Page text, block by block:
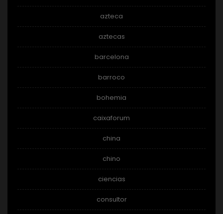
azteca
aztecas
barcelona
barroco
bohemia
caixaforum
china
chino
ciencias
consultor